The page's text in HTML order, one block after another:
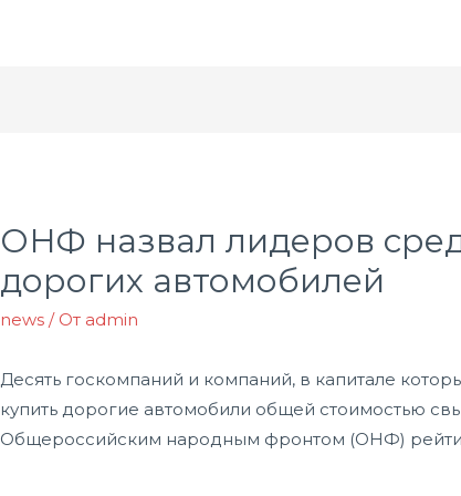
ОНФ назвал лидеров
дорогих автомобилей
news / От admin
Десять госкомпаний и компаний, в капитале
купить дорогие автомобили общей стоимостью
Общероссийским народным фронтом (ОНФ)